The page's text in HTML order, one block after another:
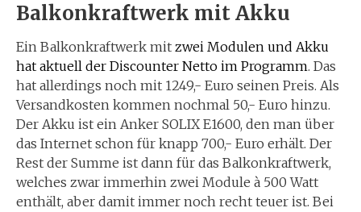
Balkonkraftwerk mit Akku
Ein Balkonkraftwerk mit zwei Modulen und Akku
hat aktuell der Discounter Netto im Programm. Das
hat allerdings noch mit 1249,- Euro seinen Preis. Als
Versandkosten kommen nochmal 50,- Euro hinzu.
Der Akku ist ein Anker SOLIX E1600, den man über
das Internet schon für knapp 700,- Euro erhält. Der
Rest der Summe ist dann für das Balkonkraftwerk,
welches zwar immerhin zwei Module à 500 Watt
enthält, aber damit immer noch recht teuer ist. Bei